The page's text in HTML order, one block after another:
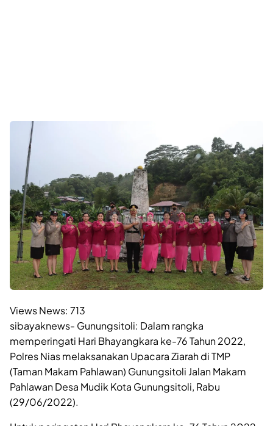
Views News: 713
sibayaknews- Gunungsitoli: Dalam rangka
memperingati Hari Bhayangkara ke-76 Tahun 2022,
Polres Nias melaksanakan Upacara Ziarah di TMP
(Taman Makam Pahlawan) Gunungsitoli Jalan Makam
Pahlawan Desa Mudik Kota Gunungsitoli, Rabu
(29/06/2022).